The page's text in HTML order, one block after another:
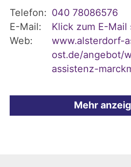
Telefon: 040 78086576
E-Mail:
Klick zum E-Mail
Web:
www.alsterdorf-
ost.de/angebot/
assistenz-
Mehr